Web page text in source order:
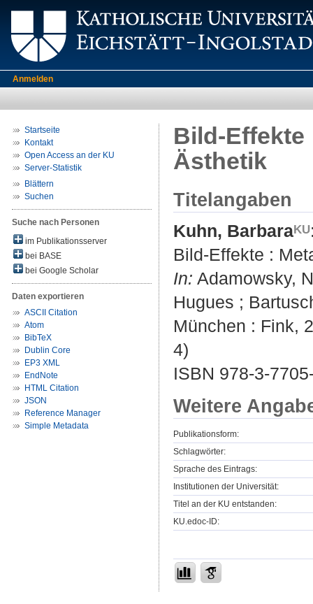
Anmelden
Startseite
Kontakt
Open Access an der KU
Server-Statistik
Blättern
Suchen
Suche nach Personen
im Publikationsserver
bei BASE
bei Google Scholar
Daten exportieren
ASCII Citation
Atom
BibTeX
Dublin Core
EP3 XML
EndNote
HTML Citation
JSON
Reference Manager
Simple Metadata
Bild-Effekte
Ästhetik
Titelangaben
Kuhn, Barbara
Bild-Effekte :
In: Adamowsky,
Hugues ;
München : Fink,
4)
ISBN 978-3-
Weitere
Publikationsform:
Schlagwörter:
Sprache des Eintrags:
Institutionen der Universität:
Titel an der KU entstanden:
KU.edoc-ID: